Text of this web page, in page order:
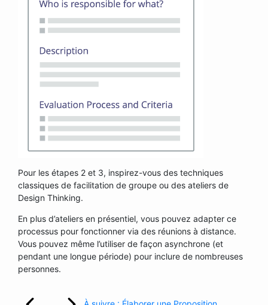
Pour les étapes 2 et 3, inspirez-vous des techniques
classiques de facilitation de groupe ou des ateliers de
Design Thinking.
En plus d’ateliers en présentiel, vous pouvez adapter ce
processus pour fonctionner via des réunions à distance.
Vous pouvez même l’utiliser de façon asynchrone (et
pendant une longue période) pour inclure de nombreuses
personnes.